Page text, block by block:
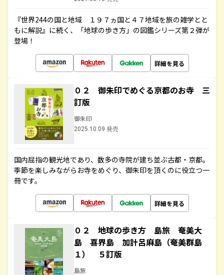
『世界244の国と地域 １９７ヵ国と４７地域を旅の雑学とと
もに解説』に続く、「地球の歩き方」の図鑑シリーズ第２弾が
登場！
詳細を見る
０２ 御朱印でめぐる京都のお寺 三
訂版
御朱印
2025.10.09 発売
国内屈指の観光地であり、数多の寺院が建ち並ぶ古都・京都。
季節を楽しみながらお寺をめぐり、御朱印を頂くのに役立つ一
冊です。
詳細を見る
０２ 地球の歩き方 島旅 奄美大
島 喜界島 加計呂麻島（奄美群島
１） ５訂版
島旅